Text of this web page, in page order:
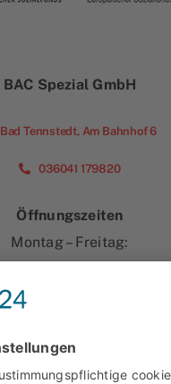
BAC Spezial GmbH
Bad Tennstedt, Am Bahnhof 6
036041 179820
Öffnungszeiten
Montag – Freitag: